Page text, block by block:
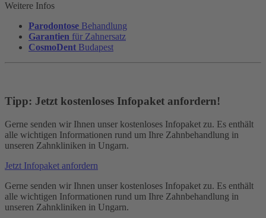
Weitere Infos
Parodontose Behandlung
Garantien für Zahnersatz
CosmoDent Budapest
Tipp: Jetzt kostenloses Infopaket anfordern!
Gerne senden wir Ihnen unser kostenloses Infopaket zu. Es enthält
alle wichtigen Informationen rund um Ihre Zahnbehandlung in
unseren Zahnkliniken in Ungarn.
Jetzt Infopaket anfordern
Gerne senden wir Ihnen unser kostenloses Infopaket zu. Es enthält
alle wichtigen Informationen rund um Ihre Zahnbehandlung in
unseren Zahnkliniken in Ungarn.